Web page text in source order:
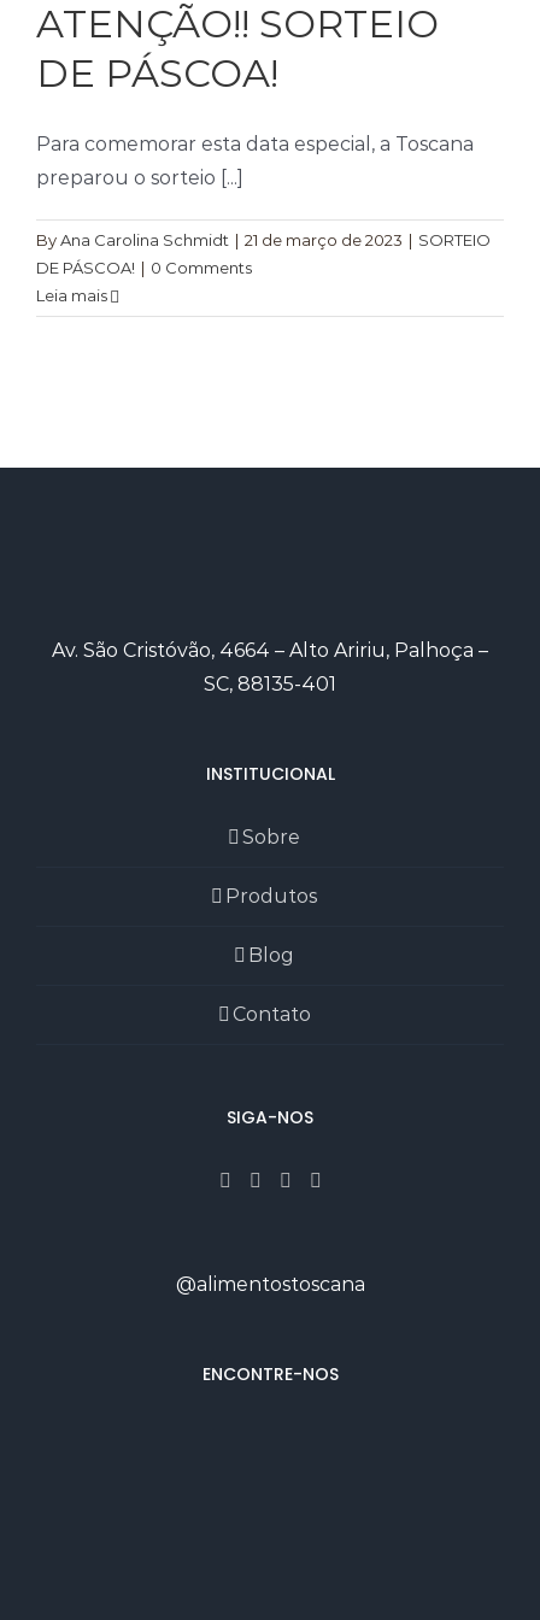
Temperos
Verduras
Tomates
ATENÇÃO!! SORTEIO
DE PÁSCOA!
Para comemorar esta data especial, a Toscana
preparou o sorteio [...]
ByAna Carolina Schmidt | 21 de março de 2023 | SORTEIO
DE PÁSCOA! | 0 Comments
Leia mais
Av. São Cristóvão, 4664 – Alto Aririu, Palhoça –
SC, 88135-401
INSTITUCIONAL
Sobre
Produtos
Blog
Contato
SIGA-NOS
@alimentostoscana
ENCONTRE-NOS